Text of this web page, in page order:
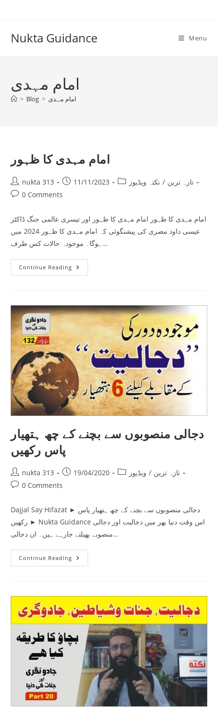
Nukta Guidance Menu
امام مہدی
> Blog > امام مہدی
امام مہدی کا ظہور
Post
author:
nukta 313
Post
published:
11/11/2023
Post
تازہ ترین / نکتہ ویڈیوز
Post0 Comments
امام مہدی کا ظہور امام مہدی کا ظہور اور تیسری عالمی جنگ ڈاکٹر
عیسی داود مصری کی پیشنگوئی کہ امام مہدی کا ظہور 2024 میں
ہوگا۔ موجودہ حالات کس طرف…
Continue Reading امام
مہدی
دجالی منصوبوں سے بچنے کے چھ ہتھیار
پاس رکھیں
Post
author:
nukta 313
Post
published:
19/04/2020
Post
تازہ ترین / ویڈیوز
Post0 Comments
Dajjal Say Hifazat ► دجالی منصوبوں سے بچنے کے چھ ہتھیار پاس
رکھیں ► Nukta Guidance اس وقت دنیا بھر میں دجالیت اور دجالی
منصوبے پھیلتے جارہے ہیں۔ ان دجالی…
Continue Reading دجالی
منصوبوں
ہتھیار
پاس
رکھیں